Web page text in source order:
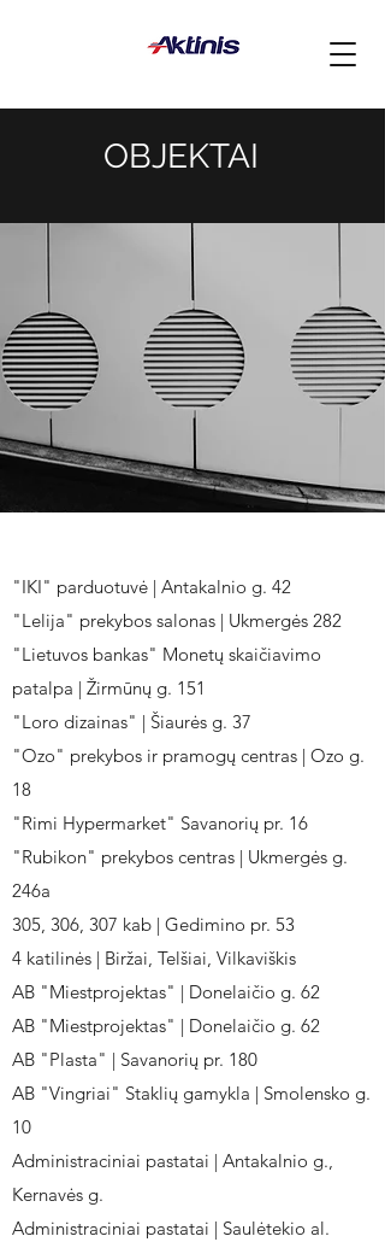
OBJEKTAI
"IKI" parduotuvė | Antakalnio g. 42
"Lelija" prekybos salonas | Ukmergės 282
"Lietuvos bankas" Monetų skaičiavimo
patalpa | Žirmūnų g. 151
"Loro dizainas" | Šiaurės g. 37
"Ozo" prekybos ir pramogų centras | Ozo g.
18
"Rimi Hypermarket" Savanorių pr. 16
"Rubikon" prekybos centras | Ukmergės g.
246a
305, 306, 307 kab | Gedimino pr. 53
4 katilinės | Biržai, Telšiai, Vilkaviškis
AB "Miestprojektas" | Donelaičio g. 62
AB "Miestprojektas" | Donelaičio g. 62
AB "Plasta" | Savanorių pr. 180
AB "Vingriai" Staklių gamykla | Smolensko g.
10
Administraciniai pastatai | Antakalnio g.,
Kernavės g.
Administraciniai pastatai | Saulėtekio al.